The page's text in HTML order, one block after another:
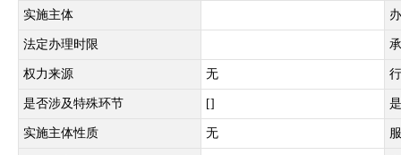
实施主体
法定办理时限
权力来源 无
是否涉及特殊环节 []
实施主体性质 无